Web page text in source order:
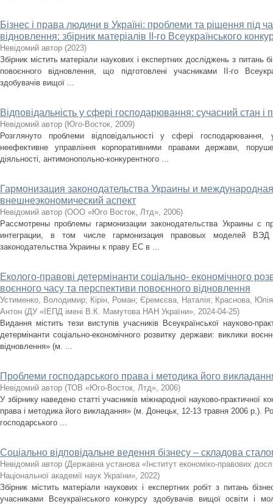
Бізнес і права людини в Україні: проблеми та рішення під
відновлення: збірник матеріалів ІІ-го Всеукраїнського
Невідомий автор (2023)
Збірник містить матеріали наукових і експертних досліджень з питань
повоєнного відновлення, що підготовлені учасниками ІІ-го
здобувачів вищої ...
Відповідальність у сфері господарювання: сучасний стан і
Невідомий автор (Юго-Восток, 2009)
Розглянуто проблеми відповідальності у сфері
неефективне управління корпоративними правами держави,
діяльності, антимонопольно-конкурентного ...
Гармонизация законодательства Украины и
внешнеэкономический аспект
Невідомий автор (ООО «Юго Восток, Лтд», 2006)
Рассмотрены проблемы гармонизации законодательства Украины
интеграции, в том числе гармонизация правовых моделей
законодательства Украины к праву ЕС в ...
Еколого-правові детермінанти соціально- економічного
воєнного часу та перспективи повоєнного відновлення
Устименко, Володимир; Кірін, Роман; Єремєєва, Наталія; Краснова, Юлія
Антон (ДУ «ІЕПД імені В.К. Мамутова НАН України», 2024-04-25)
Видання містить тези виступів учасників Всеукраїнської науково-
детермінанти соціально-економічного розвитку держави: виклики
відновлення» (м. ...
Проблеми господарського права і методика його
Невідомий автор (ТОВ «Юго-Восток, Лтд», 2006)
У збірнику наведено статті учасників міжнародної науково-практичної
права і методика його викладання» (м. Донецьк, 12-13 травня 2006 р.).
господарського ...
Соціально відповідальне ведення бізнесу – складова
Невідомий автор (Державна установа «Інститут економіко-правових
Національної академії наук України», 2022)
Збірник містить матеріали наукових і експертних робіт з питань
учасниками Всеукраїнського конкурсу здобувачів вищої освіти і